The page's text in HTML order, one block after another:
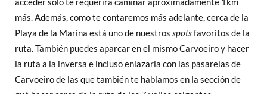
más. Además, como te contaremos más adelante, cerca de la
Playa de la Marina está uno de nuestros spotsfavoritos de la
ruta. También puedes aparcar en el mismo Carvoeiro y hacer
la ruta a la inversa e incluso enlazarla con las pasarelas de
Carvoeiro de las que también te hablamos en la sección de